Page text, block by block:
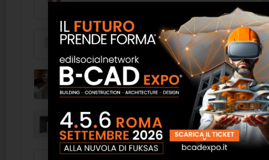
FDK100 - FRAL
Ector MP R&R Group
Scrivania da 140 cm profondità 50 -
FAS Italia
Vector L - D 9730 OP